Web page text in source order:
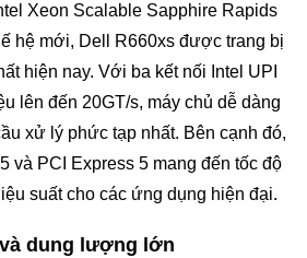
Xeon Scalable Sapphire Rapids
hệ mới, Dell R660xs được trang bị
hiện nay. Với ba kết nối Intel UPI
lên đến 20GT/s, máy chủ dễ dàng
xử lý phức tạp nhất. Bên cạnh đó,
và PCI Express 5 mang đến tốc độ
suất cho các ứng dụng hiện đại.
dung lượng lớn